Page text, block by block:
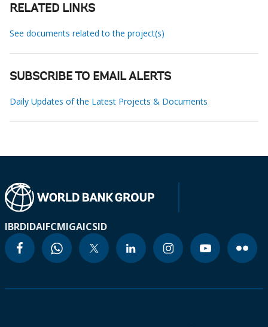
RELATED LINKS
See documents related to the project(s)
SUBSCRIBE TO EMAIL ALERTS
Daily Updates of the Latest Projects & Documents
IBRDIDAIFCMIGAICSID